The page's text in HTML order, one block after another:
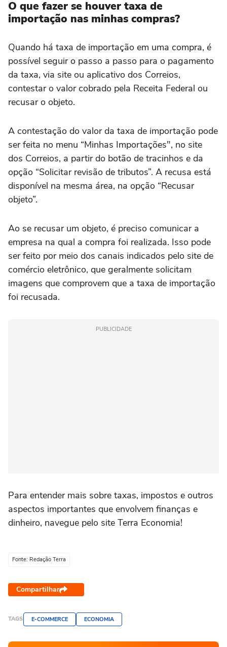
O que fazer se houver taxa de
importação nas minhas compras?
Quando há taxa de importação em uma compra, é
possível seguir o passo a passo para o pagamento
da taxa, via site ou aplicativo dos Correios,
contestar o valor cobrado pela Receita Federal ou
recusar o objeto.
A contestação do valor da taxa de importação pode
ser feita no menu “Minhas Importações", no site
dos Correios, a partir do botão de tracinhos e da
opção “Solicitar revisão de tributos”. A recusa está
disponível na mesma área, na opção “Recusar
objeto”.
Ao se recusar um objeto, é preciso comunicar a
empresa na qual a compra foi realizada. Isso pode
ser feito por meio dos canais indicados pelo site de
comércio eletrônico, que geralmente solicitam
imagens que comprovem que a taxa de importação
foi recusada.
PUBLICIDADE
Para entender mais sobre taxas, impostos e outros
aspectos importantes que envolvem finanças e
dinheiro, navegue pelo site Terra Economia!
Fonte: Redação Terra
Compartilhar
TAGS E-COMMERCE ECONOMIA